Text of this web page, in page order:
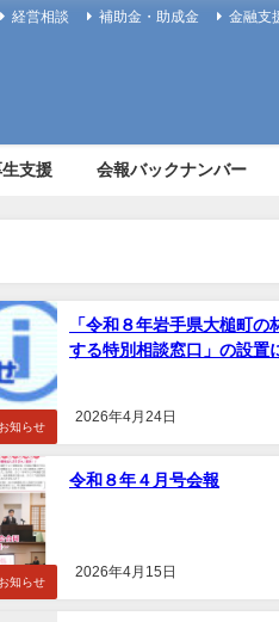
経営相談 補助金・助成金 金融支
支援 会報バックナンバー
お知らせ
「令和８年岩手県大槌町の
する特別相談窓口」の設置
2026年4月24日
お知らせ
令和８年４月号会報
2026年4月15日